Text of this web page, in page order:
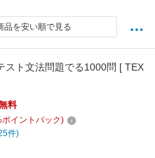
品を安い順で見る
ト文法問題でる1000問 [ TEX
料
ポイントバック)
件)